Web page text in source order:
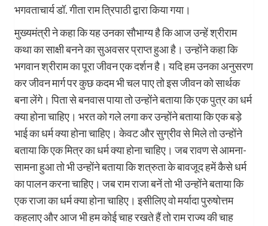
भगवताचार्य डॉ. गीता राम त्रिपाठी द्वारा किया गया।
मुख्यमंत्री ने कहा कि यह उनका सौभाग्य है कि आज उन्हें श्रीराम
कथा का साक्षी बनने का सुअवसर प्राप्त हुआ है। उन्होंने कहा कि
भगवान श्रीराम का पूरा जीवन एक दर्शन है। यदि हम उनका अनुसरण
कर जीवन मार्ग पर कुछ कदम भी चल पाए तो इस जीवन को सार्थक
बना लेंगे। पिता से बनवास पाया तो उन्होंने बताया कि एक पुत्र का धर्म
क्या होना चाहिए। भरत को गले लगा कर उन्होंने बताया कि एक बड़े
भाई का धर्म क्या होना चाहिए। केवट और सुग्रीव से मिले तो उन्होंने
बताया कि एक मित्र का धर्म क्या होना चाहिए। जब रावण से आमना-
सामना हुआ तो भी उन्होंने बताया कि शत्रुता के बावजूद हमें कैसे धर्म
का पालन करना चाहिए। जब राम राजा बनें तो भी उन्होंने बताया कि
एक राजा का धर्म क्या होना चाहिए। इसीलिए वो मर्यादा पुरुषोत्तम
कहलाए और आज भी हम कोई चाह रखते हैं तो राम राज्य की चाह